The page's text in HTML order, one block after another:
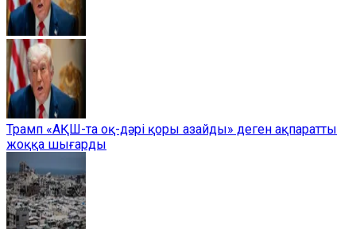
Трамп «АҚШ-та оқ-дәрі қоры азайды» деген ақпаратты
жоққа шығарды